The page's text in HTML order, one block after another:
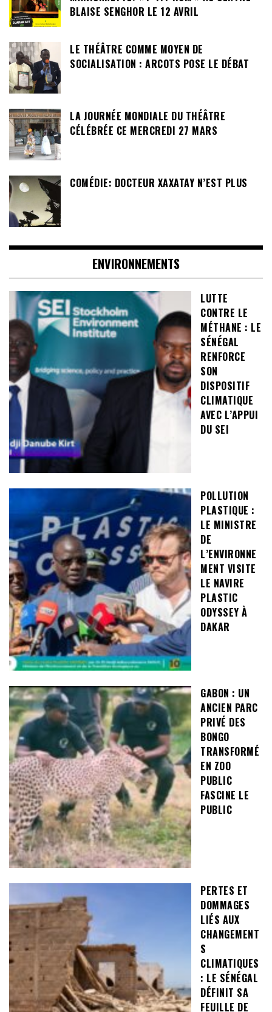
BLAISE SENGHOR LE 12 AVRIL
LE THÉÂTRE COMME MOYEN DE
SOCIALISATION : ARCOTS POSE LE DÉBAT
LA JOURNÉE MONDIALE DU THÉÂTRE
CÉLÉBRÉE CE MERCREDI 27 MARS
COMÉDIE: DOCTEUR XAXATAY N’EST PLUS
ENVIRONNEMENTS
LUTTE
CONTRE LE
MÉTHANE : LE
SÉNÉGAL
RENFORCE
SON
DISPOSITIF
CLIMATIQUE
AVEC L’APPUI
DU SEI
POLLUTION
PLASTIQUE :
LE MINISTRE
DE
L’ENVIRONNE
MENT VISITE
LE NAVIRE
PLASTIC
ODYSSEY À
DAKAR
GABON : UN
ANCIEN PARC
PRIVÉ DES
BONGO
TRANSFORMÉ
EN ZOO
PUBLIC
FASCINE LE
PUBLIC
PERTES ET
DOMMAGES
LIÉS AUX
CHANGEMENT
S
CLIMATIQUES
: LE SÉNÉGAL
DÉFINIT SA
FEUILLE DE